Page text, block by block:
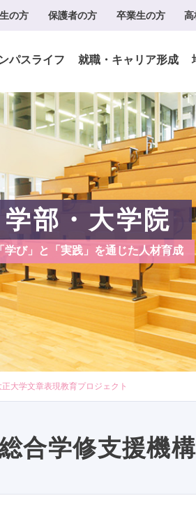
の方 保護者の方 卒業生の方 高
パスライフ 就職・キャリア形成
学部・大学院
「学び」と「実践」を通じた人材育成
正大学文章表現教育プロジェクト
合学修支援機構